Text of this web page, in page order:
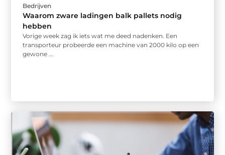
Bedrijven
Waarom zware ladingen balk pallets nodig
hebben
Vorige week zag ik iets wat me deed nadenken. Een
transporteur probeerde een machine van 2000 kilo op een
gewone ...